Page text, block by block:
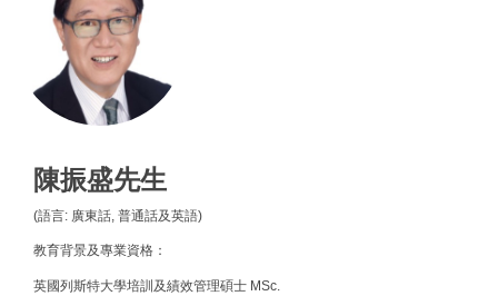
財經｜黑石傳再籌逾360億美元 支援Anthropic租用
Google晶片
10:57
財經｜美商務部擬擴大金屬關稅範圍 14類產品或加徵
25%
定高消費客群
最強
16:33
財經｜滙控重啟最多10億美元回購 派息比率目標維持
50%
陳振盛先生
(語言: 廣東話, 普通話及英語)
教育背景及專業資格：
英國列斯特大學培訓及績效管理碩士 MSc.